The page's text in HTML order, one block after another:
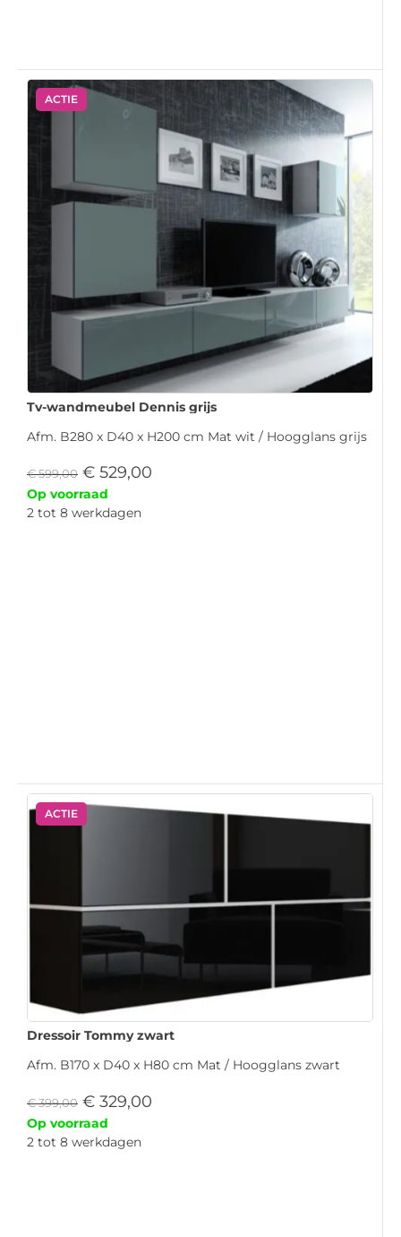
ACTIE
Tv-wandmeubel Dennis grijs
Afm. B280 x D40 x H200 cm Mat wit / Hoogglans grijs
€599,00 € 529,00
Op voorraad
2 tot 8 werkdagen
ACTIE
Dressoir Tommy zwart
Afm. B170 x D40 x H80 cm Mat / Hoogglans zwart
€399,00 € 329,00
Op voorraad
2 tot 8 werkdagen